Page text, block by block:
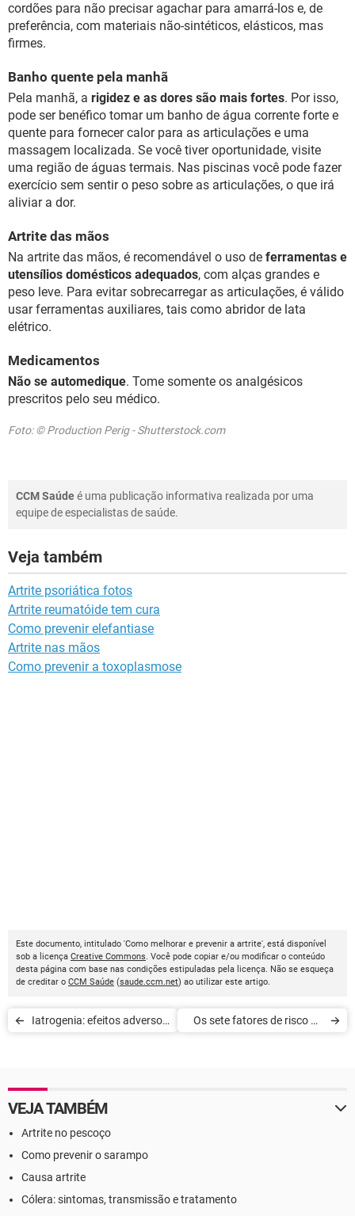
cordões para não precisar agachar para amarrá-los e, de
preferência, com materiais não-sintéticos, elásticos, mas
firmes.
Banho quente pela manhã
Pela manhã, a rigidez e as dores são mais fortes. Por isso,
pode ser benéfico tomar um banho de água corrente forte e
quente para fornecer calor para as articulações e uma
massagem localizada. Se você tiver oportunidade, visite
uma região de águas termais. Nas piscinas você pode fazer
exercício sem sentir o peso sobre as articulações, o que irá
aliviar a dor.
Artrite das mãos
Na artrite das mãos, é recomendável o uso de ferramentas e
utensílios domésticos adequados, com alças grandes e
peso leve. Para evitar sobrecarregar as articulações, é válido
usar ferramentas auxiliares, tais como abridor de lata
elétrico.
Medicamentos
Não se automedique. Tome somente os analgésicos
prescritos pelo seu médico.
Foto: © Production Perig - Shutterstock.com
CCM Saúdeé uma publicação informativa realizada por uma
equipe de especialistas de saúde.
Veja também
Artrite psoriática fotos
Artrite reumatóide tem cura
Como prevenir elefantiase
Artrite nas mãos
Como prevenir a toxoplasmose
Este documento, intitulado 'Como melhorar e prevenir a artrite', está disponível
sob a licença Creative Commons. Você pode copiar e/ou modificar o conteúdo
desta página com base nas condições estipuladas pela licença. Não se esqueça
de creditar o CCM Saúde (saude.ccm.net) ao utilizar este artigo.
Iatrogenia: efeitos adversos
Os sete fatores de risco do
VEJA TAMBÉM
Artrite no pescoço
Como prevenir o sarampo
Causa artrite
Cólera: sintomas, transmissão e tratamento